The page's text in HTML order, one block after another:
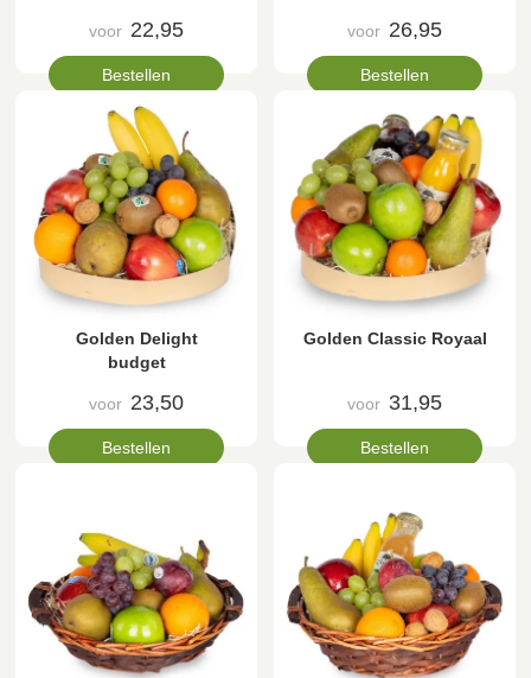
voor 22,95
Bestellen
voor 26,95
Bestellen
Golden Delight
budget
voor 23,50
Bestellen
Golden Classic Royaal
voor 31,95
Bestellen